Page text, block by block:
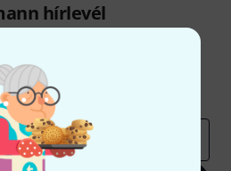
hírlevél
nyelvű hírlevelére, és kis
a
Akciók